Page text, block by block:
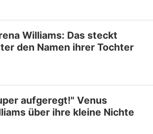
Williams: Das steckt
den Namen ihrer Tochter
aufgeregt!" Venus
über ihre kleine Nichte